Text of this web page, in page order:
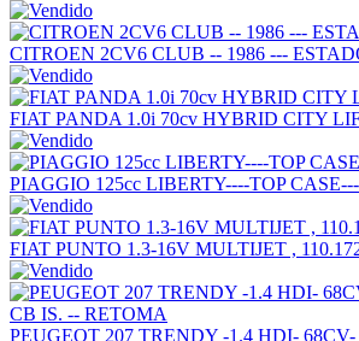
CITROEN 2CV6 CLUB -- 1986 ---
FIAT PANDA 1.0i 70cv HYBRID CITY
PIAGGIO 125cc LIBERTY----TOP
FIAT PUNTO 1.3-16V MULTIJET ,
PEUGEOT 207 TRENDY -1.4 HDI-